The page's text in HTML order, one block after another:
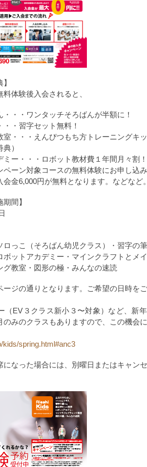
体験後入会されると、
・・・ワンタッチそろばんが半額に！
・・習字セット無料！
室・・・えんぴつもち方トレーニングキ
）
ミー・・・ロボット教材費１年間月々割！
ペーン対象コースの無料体験にお申し込
会金6,000円が無料となります。などなど
間】
ロっこ（そろばん幼児クラス）・習字の
ボットアカデミー・マインクラフトとメ
グ教室・図形の極・みんなの速読
ージの通りとなります。ご希望の日時を
（EV３クラス新小３〜対象）など、新
のみのクラスもありますので、この機会
kids/spring.html#anc3
なった場合には、別曜日またはキャン